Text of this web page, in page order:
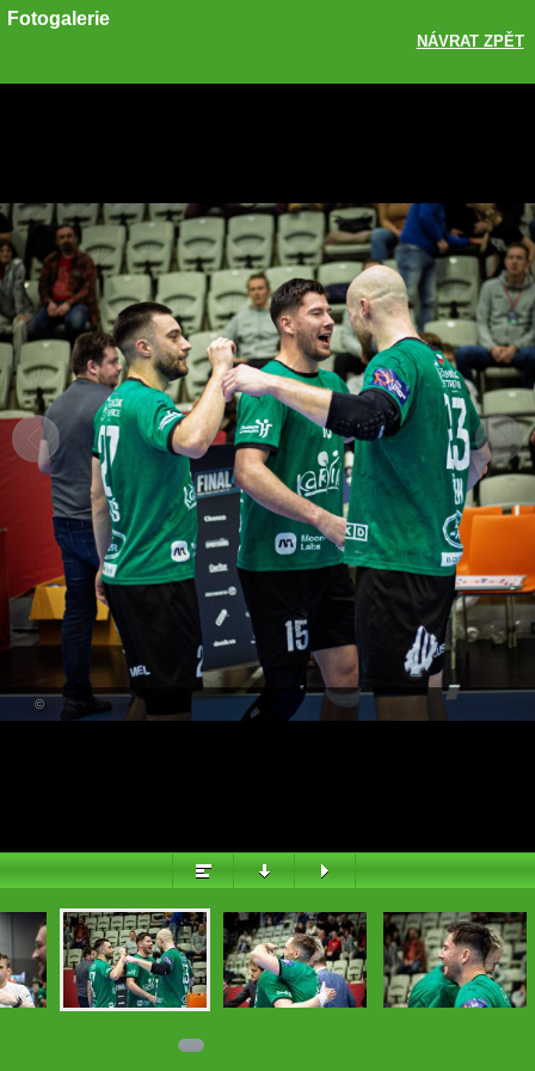
Fotogalerie
NÁVRAT ZPĚT
FACEBOOK
TWITTER
GOOGLE PLUS
PŘEHLED
©